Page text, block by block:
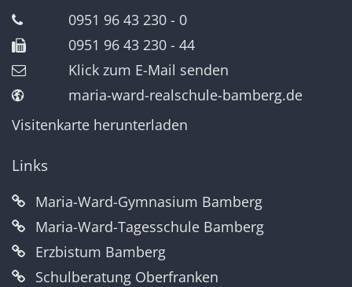
0951 96 43 230 - 0
0951 96 43 230 - 44
Klick zum E-Mail senden
maria-ward-realschule-bamberg.de
Visitenkarte herunterladen
Links
Maria-Ward-Gymnasium Bamberg
Maria-Ward-Tagesschule Bamberg
Erzbistum Bamberg
Schulberatung Oberfranken